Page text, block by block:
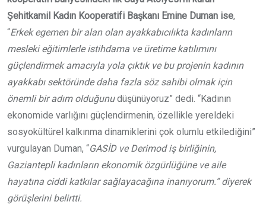
Şehitkamil Kadın Kooperatifi Başkanı Emine Duman ise,
“Erkek egemen bir alan olan ayakkabıcılıkta kadınların
mesleki eğitimlerle istihdama ve üretime katılımını
güçlendirmek amacıyla yola çıktık ve bu projenin kadının
ayakkabı sektöründe daha fazla söz sahibi olmak için
önemli bir adım olduğunudüşünüyoruz” dedi. “Kadının
ekonomide varlığını güçlendirmenin, özellikle yereldeki
sosyokültürel kalkınma dinamiklerini çok olumlu etkilediğini”
vurgulayan Duman, “GASİD ve Derimod iş birliğinin,
Gaziantepli kadınların ekonomik özgürlüğüne ve aile
hayatına ciddi katkılar sağlayacağına inanıyorum.” diyerek
görüşlerini belirtti.